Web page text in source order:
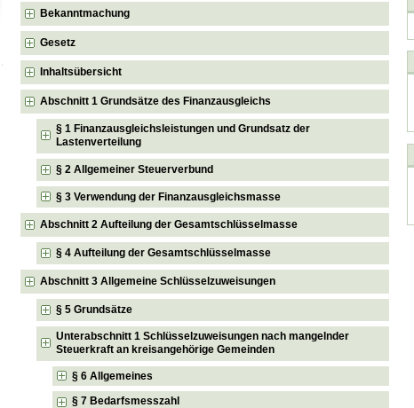
Bekanntmachung
Gesetz
Inhaltsübersicht
Abschnitt 1 Grundsätze des Finanzausgleichs
§ 1 Finanzausgleichsleistungen und Grundsatz der
Lastenverteilung
§ 2 Allgemeiner Steuerverbund
§ 3 Verwendung der Finanzausgleichsmasse
Abschnitt 2 Aufteilung der Gesamtschlüsselmasse
§ 4 Aufteilung der Gesamtschlüsselmasse
Abschnitt 3 Allgemeine Schlüsselzuweisungen
§ 5 Grundsätze
Unterabschnitt 1 Schlüsselzuweisungen nach mangelnder
Steuerkraft an kreisangehörige Gemeinden
§ 6 Allgemeines
§ 7 Bedarfsmesszahl